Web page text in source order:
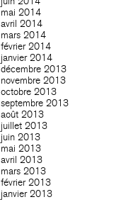
mai 2014
avril 2014
mars 2014
février 2014
janvier 2014
décembre 2013
novembre 2013
octobre 2013
septembre 2013
août 2013
juillet 2013
juin 2013
mai 2013
avril 2013
mars 2013
février 2013
janvier 2013